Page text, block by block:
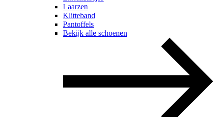
Laarzen
Klitteband
Pantoffels
Bekijk alle schoenen